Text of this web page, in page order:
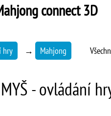
connect 3D
hry → Mahjong
- ovládání